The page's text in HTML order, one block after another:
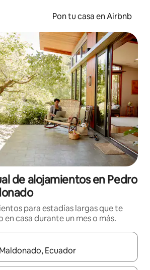
Pon tu casa en Airbnb
de alojamientos en Pedro
para estadías largas que te
en casa durante un mes o más.
estén disponibles, navega con las